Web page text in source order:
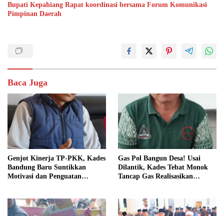
Bupati Kepahiang Rapat koordinasi bersama Forum Komunikasi
Pimpinan Daerah
Baca Juga
Genjot Kinerja TP-PKK, Kades
Bandung Baru Suntikkan
Motivasi dan Penguatan
Gas Pol Bangun Desa! Usai
Dilantik, Kades Tebat Monok
Tancap Gas Realisasikan